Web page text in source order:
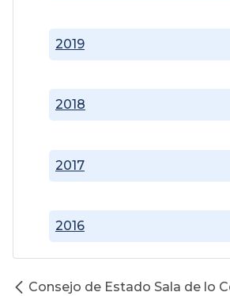
2016
2017
2018
2019
Consejo de Estado Sala de lo